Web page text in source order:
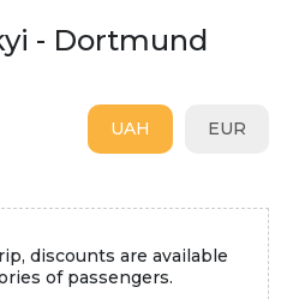
- Dortmund
EUR
UAH
discounts are available
of passengers.